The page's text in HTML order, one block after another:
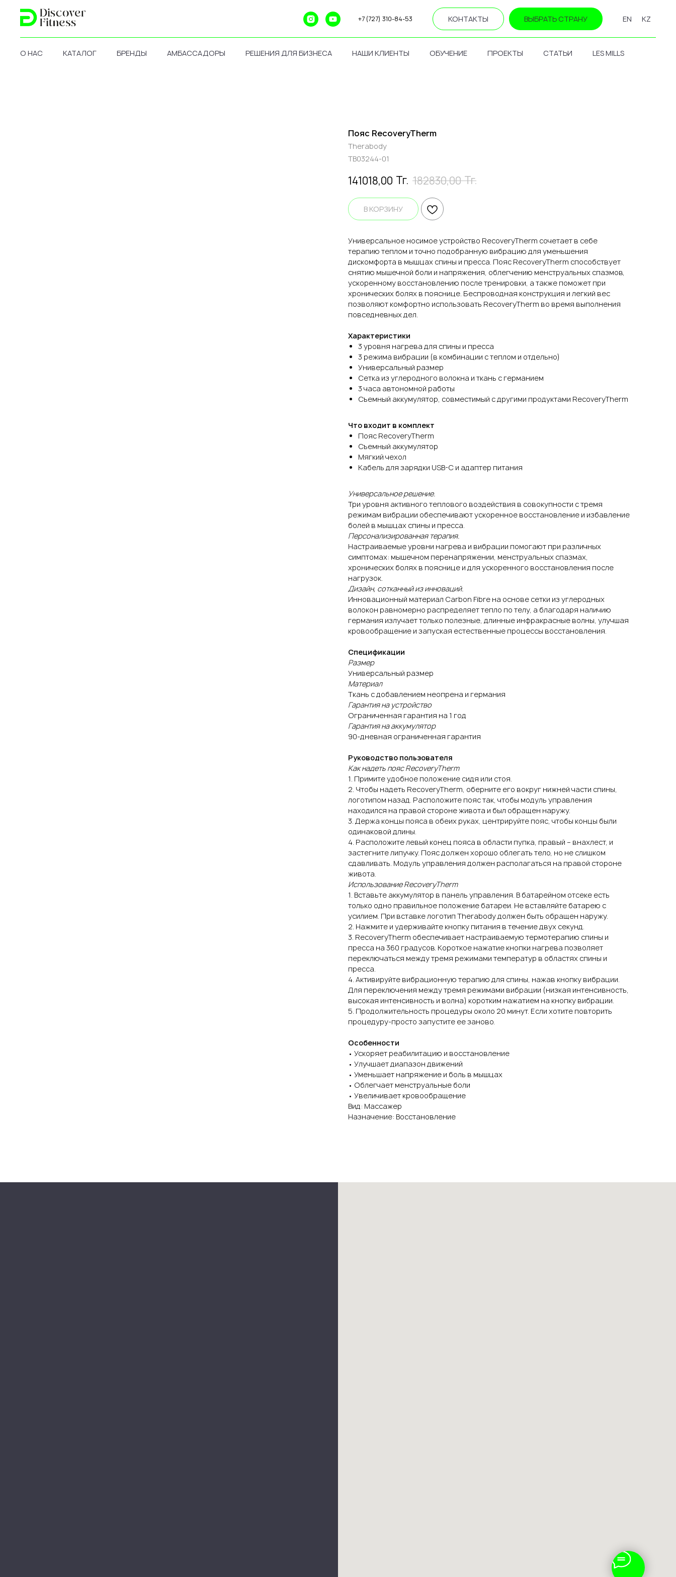
+7 (727) 310-84-53 КОНТАКТЫ ВЫБРАТЬ СТРАНУ EN KZ
О НАС КАТАЛОГ БРЕНДЫ АМБАССАДОРЫ РЕШЕНИЯ ДЛЯ БИЗНЕСА НАШИ КЛИЕНТЫ ОБУЧЕНИЕ ПРОЕКТЫ СТАТЬИ LES MILLS
Пояс RecoveryTherm
Therabody
TB03244-01
141018,00 Тг. 182830,00 Тг.
В КОРЗИНУ
Универсальное носимое устройство RecoveryTherm сочетает в себе
терапию теплом и точно подобранную вибрацию для уменьшения
дискомфорта в мышцах спины и пресса. Пояс RecoveryTherm способствует
снятию мышечной боли и напряжения, облегчению менструальных спазмов,
ускоренному восстановлению после тренировки, а также поможет при
хронических болях в пояснице. Беспроводная конструкция и легкий вес
позволяют комфортно использовать RecoveryTherm во время выполнения
повседневных дел.
Характеристики
3 уровня нагрева для спины и пресса
3 режима вибрации (в комбинации с теплом и отдельно)
Универсальный размер
Сетка из углеродного волокна и ткань с германием
3 часа автономной работы
Съемный аккумулятор, совместимый с другими продуктами RecoveryTherm
Что входит в комплект
Пояс RecoveryTherm
Съемный аккумулятор
Мягкий чехол
Кабель для зарядки USB-C и адаптер питания
Универсальное решение.
Три уровня активного теплового воздействия в совокупности с тремя
режимам вибрации обеспечивают ускоренное восстановление и избавление
болей в мышцах спины и пресса.
Персонализированная терапия.
Настраиваемые уровни нагрева и вибрации помогают при различных
симптомах: мышечном перенапряжении, менструальных спазмах,
хронических болях в пояснице и для ускоренного восстановления после
нагрузок.
Дизайн, сотканный из инноваций.
Инновационный материал Carbon Fibre на основе сетки из углеродных
волокон равномерно распределяет тепло по телу, а благодаря наличию
германия излучает только полезные, длинные инфракрасные волны, улучшая
кровообращение и запуская естественные процессы восстановления.
Спецификации
Размер
Универсальный размер
Материал
Ткань с добавлением неопрена и германия
Гарантия на устройство
Ограниченная гарантия на 1 год
Гарантия на аккумулятор
90-дневная ограниченная гарантия
Руководство пользователя
Как надеть пояс RecoveryTherm
1. Примите удобное положение сидя или стоя.
2. Чтобы надеть RecoveryTherm, оберните его вокруг нижней части спины,
логотипом назад. Расположите пояс так, чтобы модуль управления
находился на правой стороне живота и был обращен наружу.
3. Держа концы пояса в обеих руках, центрируйте пояс, чтобы концы были
одинаковой длины.
4. Расположите левый конец пояса в области пупка, правый – внахлест, и
застегните липучку. Пояс должен хорошо облегать тело, но не слишком
сдавливать. Модуль управления должен располагаться на правой стороне
живота.
Использование RecoveryTherm
1. Вставьте аккумулятор в панель управления. В батарейном отсеке есть
только одно правильное положение батареи. Не вставляйте батарею с
усилием. При вставке логотип Therabody должен быть обращен наружу.
2. Нажмите и удерживайте кнопку питания в течение двух секунд.
3. RecoveryTherm обеспечивает настраиваемую термотерапию спины и
пресса на 360 градусов. Короткое нажатие кнопки нагрева позволяет
переключаться между тремя режимами температур в областях спины и
пресса.
4. Активируйте вибрационную терапию для спины, нажав кнопку вибрации.
Для переключения между тремя режимами вибрации (низкая интенсивность,
высокая интенсивность и волна) коротким нажатием на кнопку вибрации.
5. Продолжительность процедуры около 20 минут. Если хотите повторить
процедуру-просто запустите ее заново.
Особенности
• Ускоряет реабилитацию и восстановление
• Улучшает диапазон движений
• Уменьшает напряжение и боль в мышцах
• Облегчает менструальные боли
• Увеличивает кровообращение
Вид: Массажер
Назначение: Восстановление